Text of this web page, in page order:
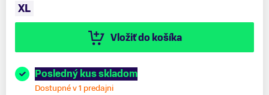
XL
Vložiť do košíka
Posledný kus skladom
Dostupné v 1 predajni